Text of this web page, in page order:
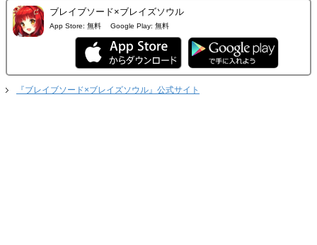
ブレイブソード×ブレイズソウル
App Store: 無料 Google Play: 無料
『ブレイブソード×ブレイズソウル』公式サイト